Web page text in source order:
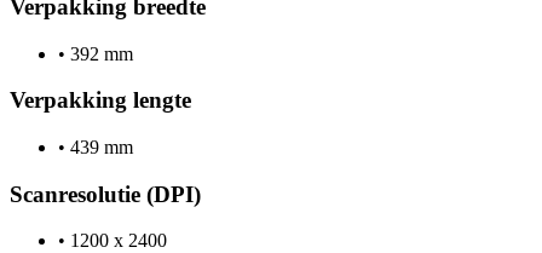
Verpakking breedte
• 392 mm
Verpakking lengte
• 439 mm
Scanresolutie (DPI)
• 1200 x 2400